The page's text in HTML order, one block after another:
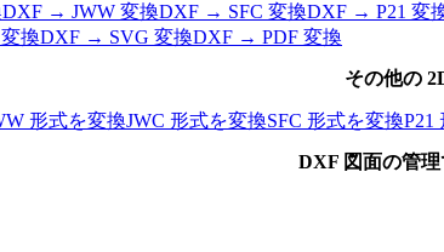
DXF → JWW 変換DXF → SFC 変換DXF → P21 変
変換DXF → SVG 変換DXF → PDF 変換
その他の
形式を変換JWC 形式を変換SFC 形式を変換P21
DXF 図面の管理